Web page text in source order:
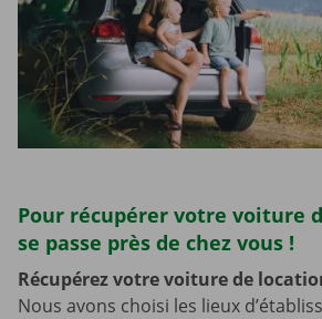
Pour récupérer votre voiture
se passe près de chez vous !
Récupérez votre voiture de
Nous avons choisi les lieux